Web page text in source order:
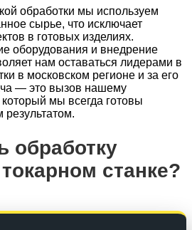
обработки мы используем
сырье, что исключает
в готовых изделиях.
оборудования и внедрение
нам оставаться лидерами в
в московском регионе и за его
— это вызов нашему
мы всегда готовы
результатом.
обработку
станке?